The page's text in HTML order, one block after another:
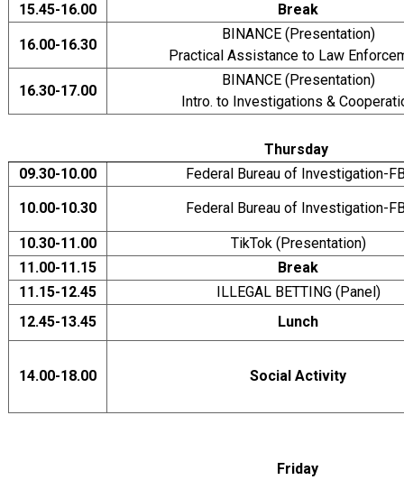
15.45-16.00
Break
16.00-16.30
BINANCE (Presentation)
Practical Assistance to Law
16.30-17.00
BINANCE (Presentation)
Intro. to Investigations &
Thursday
09.30-10.00
Federal Bureau of Investigation-
10.00-10.30
Federal Bureau of Investigation-
10.30-11.00
TikTok (Presentation)
11.00-11.15
Break
11.15-12.45
ILLEGAL BETTING (Panel)
12.45-13.45
Lunch
14.00-18.00 Social Activity
Friday